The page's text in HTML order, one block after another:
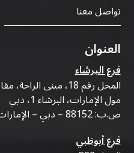
تواصل معنا
العنوان
فرع البرشاء
المحل رقم 18، مبنى
مول الإمارات، البرشاء 1، دبي
ص.ب: 88152 – دبي – الإمارات العربية المتحدة
فرع أبوظبي